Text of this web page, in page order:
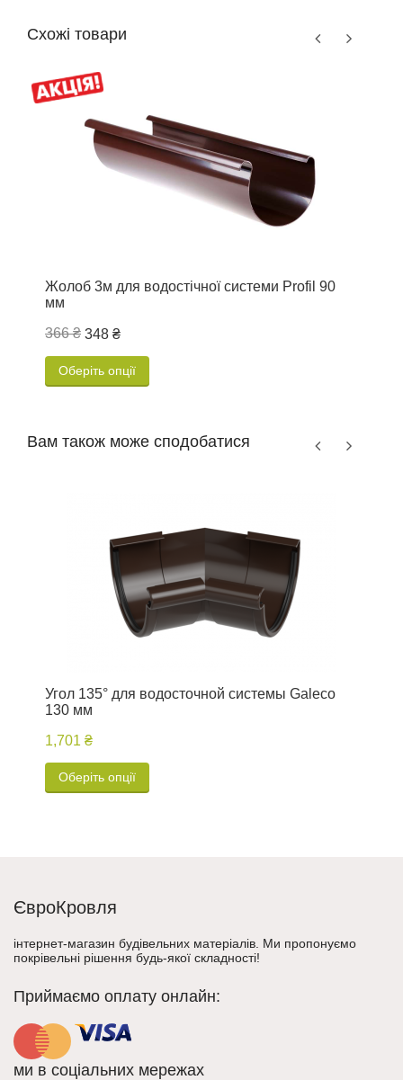
Схожі товари
Жолоб 3м для водостічної системи Profil 90
мм
366 ₴ 348 ₴
Оберіть опції
Вам також може сподобатися
Угол 135° для водосточной системы Galeco
130 мм
1,701 ₴
Оберіть опції
ЄвроКровля
інтернет-магазин будівельних матеріалів. Ми пропонуємо
покрівельні рішення будь-якої складності!
Приймаємо оплату онлайн:
ми в соціальних мережах